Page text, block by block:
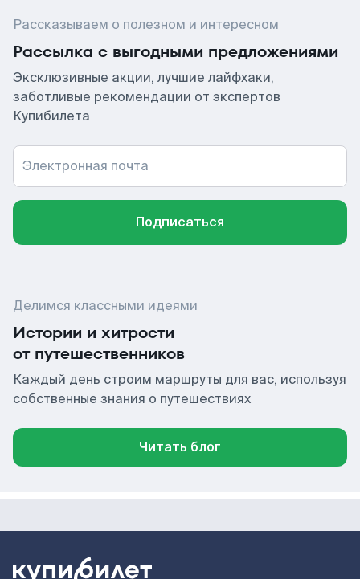
Рассказываем о полезном и интересном
Рассылка с выгодными предложениями
Эксклюзивные акции, лучшие лайфхаки,
заботливые рекомендации от экспертов
Купибилета
Электронная почта
Подписаться
Делимся классными идеями
Истории и хитрости
от путешественников
Каждый день строим маршруты для вас, используя
собственные знания о путешествиях
Читать блог